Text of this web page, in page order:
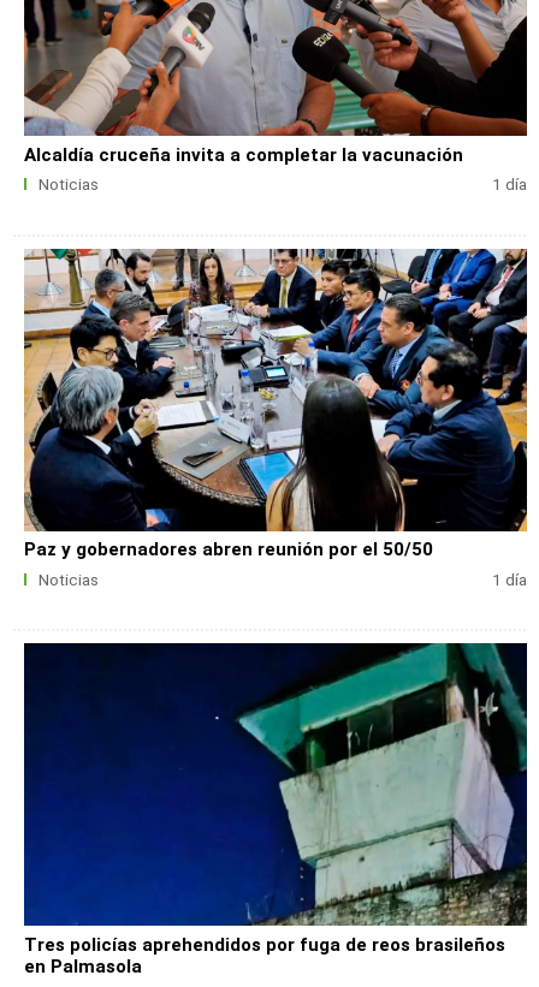
Alcaldía cruceña invita a completar la vacunación
Noticias 1 día
Paz y gobernadores abren reunión por el 50/50
Noticias 1 día
Tres policías aprehendidos por fuga de reos brasileños
en Palmasola